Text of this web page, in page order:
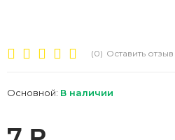
(0) Оставить отзыв
Основной: В наличии